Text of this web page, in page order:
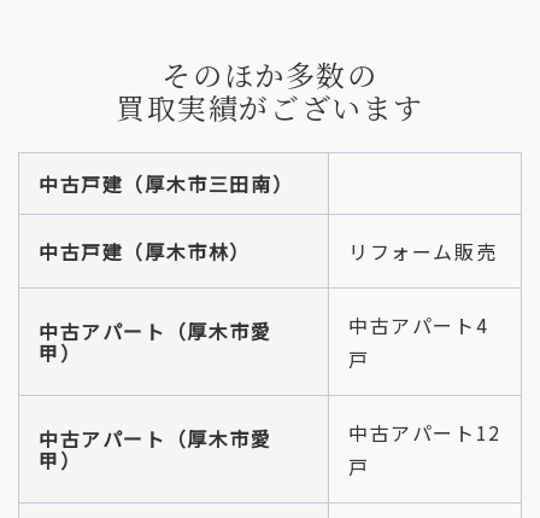
そのほか多数の
買取実績がございます
中古戸建（厚木市三田南）
中古戸建（厚木市林） リフォーム販売
中古アパート （厚木市愛
甲）
中古アパート4
戸
中古アパート（厚木市愛
甲）
中古アパート12
戸